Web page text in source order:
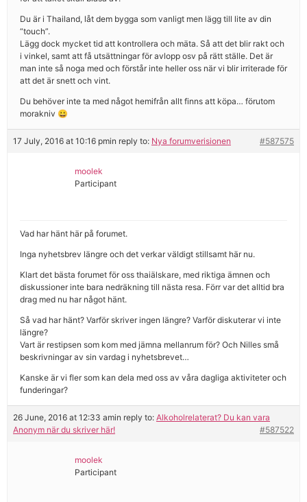
Du är i Thailand, låt dem bygga som vanligt men lägg till lite av din
“touch”.
Lägg dock mycket tid att kontrollera och mäta. Så att det blir rakt och
i vinkel, samt att få utsättningar för avlopp osv på rätt ställe. Det är
man inte så noga med och förstår inte heller oss när vi blir irriterade för
att det är snett och vint.
Du behöver inte ta med något hemifrån allt finns att köpa… förutom
morakniv 😀
17 July, 2016 at 10:16 pmin reply to: Nya forumverisionen #587575
moolek
Participant
Vad har hänt här på forumet.
Inga nyhetsbrev längre och det verkar väldigt stillsamt här nu.
Klart det bästa forumet för oss thaiälskare, med riktiga ämnen och
diskussioner inte bara nedräkning till nästa resa. Förr var det alltid bra
drag med nu har något hänt.
Så vad har hänt? Varför skriver ingen längre? Varför diskuterar vi inte
längre?
Vart är restipsen som kom med jämna mellanrum för? Och Nilles små
beskrivningar av sin vardag i nyhetsbrevet…
Kanske är vi fler som kan dela med oss av våra dagliga aktiviteter och
funderingar?
26 June, 2016 at 12:33 amin reply to: Alkoholrelaterat? Du kan vara
Anonym när du skriver här!
#587522
moolek
Participant